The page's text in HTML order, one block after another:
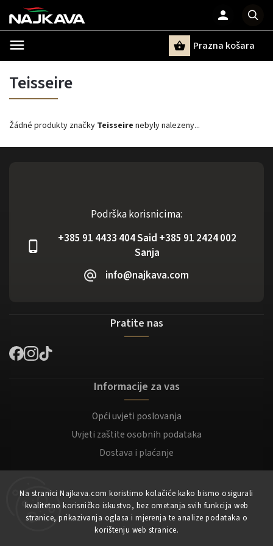
Na stranici Najkava.com koristimo kolačiće kako bismo osigurali
kvalitetno korisničko iskustvo, bez ometanja svih funkcija web
stranice, prikazivanja oglasa i mjerenja te analize podataka o
korištenju web stranice.
Prazna košara
Teisseire
Žádné produkty značky Teisseire nebyly nalezeny...
Podrška korisnicima:
+385 91 4433 404 Said +385 91 2424 002
Sanja
info@najkava.com
Pratite nas
Informacije za vas
Opći uvjeti poslovanja
Uvjeti zaštite osobnih podataka
Dostava i plaćanje
Moj račun
Registracija